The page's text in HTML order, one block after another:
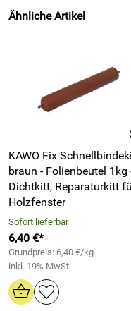
Ähnliche Artikel
KAWO Fix
braun - Folienbeutel 1kg
Dichtkitt, Reparaturkitt
Holzfenster
Sofort lieferbar
6,40 €*
Grundpreis: 6,40 €/kg
inkl. 19% MwSt.